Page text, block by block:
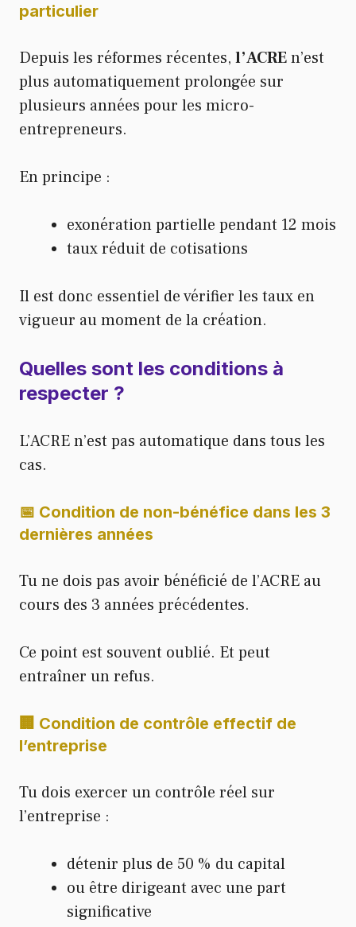
particulier
Depuis les réformes récentes, l’ACREn’est
plus automatiquement prolongée sur
plusieurs années pour les micro-
entrepreneurs.
En principe :
exonération partielle pendant 12 mois
taux réduit de cotisations
Il est donc essentiel de vérifier les taux en
vigueur au moment de la création.
Quelles sont les conditions à
respecter ?
L’ACRE n’est pas automatique dans tous les
cas.
📅 Condition de non-bénéfice dans les 3
dernières années
Tu ne dois pas avoir bénéficié de l’ACRE au
cours des 3 années précédentes.
Ce point est souvent oublié. Et peut
entraîner un refus.
🏢 Condition de contrôle effectif de
l’entreprise
Tu dois exercer un contrôle réel sur
l’entreprise :
détenir plus de 50 % du capital
ou être dirigeant avec une part
significative